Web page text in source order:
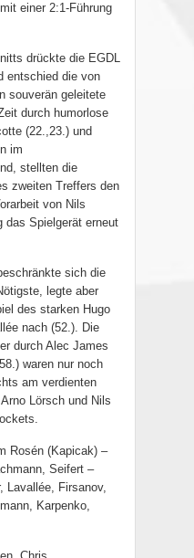
einer 2:1-Führung
drückte die EGDL
entschied die von
souverän geleitete
durch humorlose
(22.,23.) und
im
stellten die
zweiten Treffers den
von Nils
das Spielgerät erneut
sich die
legte aber
des starken Hugo
nach (52.). Die
durch Alec James
waren nur noch
am verdienten
Lörsch und Nils
Rosén (Kapicak) –
Seifert –
Lavallée, Firsanov,
Karpenko,